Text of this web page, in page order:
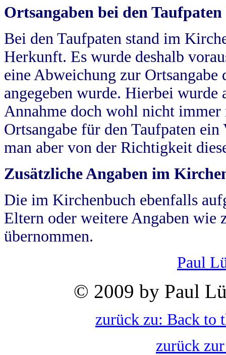
Ortsangaben bei den Taufpaten
Bei den Taufpaten stand im
Herkunft. Es wurde deshalb
eine Abweichung zur
angegeben wurde. Hierbei wurde
Annahme doch wohl nicht
Ortsangabe für den Taufpaten
man aber von der Richtigkeit
Zusätzliche Angaben im
Die im Kirchenbuch ebenfalls
Eltern oder weitere Angaben wie
übernommen.
Paul
© 2009 by Paul
zurück zu: Back to
zurück